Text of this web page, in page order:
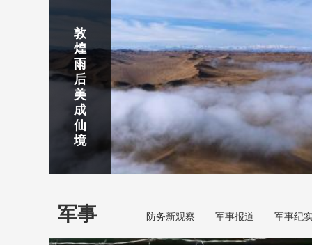
静赏京娘湖
京娘湖位于邯郸武安市口上村北，常年平均气温19摄氏度，夏
温26摄氏度，是避暑休闲佳地。
吉
林
市
北
山
公
园
云
探
古
北
水
镇
南
京
玄
武
湖
景
区
焦
作
红
石
峡
秦
皇
岛
金
梦
海
湾
剑
川
下
梅
岭
瀑
布
烟
雨
齐
云
山
敦
煌
雨
后
美
成
仙
境
军事 防务新观察 军事报道 军事纪